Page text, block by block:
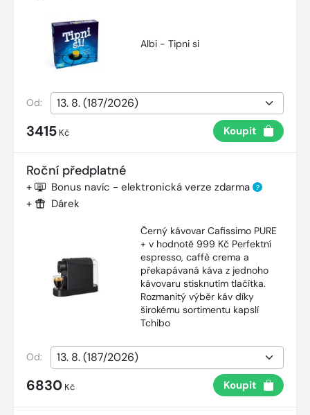
Albi - Tipni si
Od:
3415 Kč Koupit
Roční předplatné
+ Bonus navíc - elektronická verze zdarma ?
+ Dárek
Černý kávovar Cafissimo PURE
+ v hodnotě 999 Kč Perfektní
espresso, caffè crema a
překapávaná káva z jednoho
kávovaru stisknutím tlačítka.
Rozmanitý výběr káv díky
širokému sortimentu kapslí
Tchibo
Od:
6830 Kč Koupit